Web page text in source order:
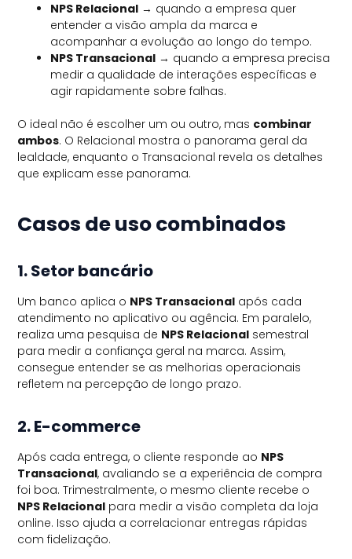
NPS Relacional → quando a empresa quer
entender a visão ampla da marca e
acompanhar a evolução ao longo do tempo.
NPS Transacional → quando a empresa precisa
medir a qualidade de interações específicas e
agir rapidamente sobre falhas.
O ideal não é escolher um ou outro, mas combinar
ambos. O Relacional mostra o panorama geral da
lealdade, enquanto o Transacional revela os detalhes
que explicam esse panorama.
Casos de uso combinados
1. Setor bancário
Um banco aplica o NPS Transacional após cada
atendimento no aplicativo ou agência. Em paralelo,
realiza uma pesquisa de NPS Relacional semestral
para medir a confiança geral na marca. Assim,
consegue entender se as melhorias operacionais
refletem na percepção de longo prazo.
2. E-commerce
Após cada entrega, o cliente responde ao NPS
Transacional, avaliando se a experiência de compra
foi boa. Trimestralmente, o mesmo cliente recebe o
NPS Relacional para medir a visão completa da loja
online. Isso ajuda a correlacionar entregas rápidas
com fidelização.